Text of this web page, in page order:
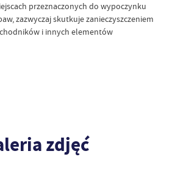
przeznaczonych do wypoczynku
zazwyczaj skutkuje zanieczyszczeniem
i innych elementów
zdjęć